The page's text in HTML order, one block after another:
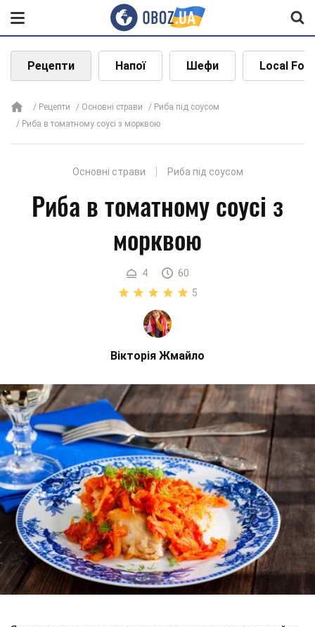
Рецепти Напої Шефи Local
Рецепти Основні страви
Риба під соусом
Риба в томатному соусі з морквою
Основні страви Риба під соусом
Риба в томатному соусі з
морквою
4
60
5
Вікторія Жмайло